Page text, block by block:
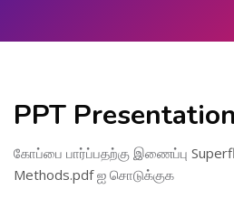
PPT Presentation
கோப்பை பார்ப்பதற்கு இணைப்பு
Methods.pdfஐ சொடுக்குக